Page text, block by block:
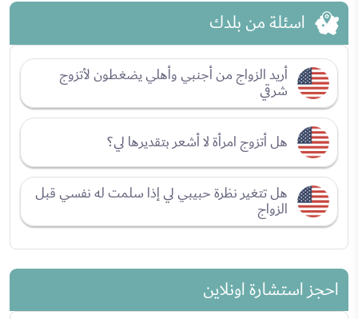
اسئلة من بلدك
أريد الزواج من أجنبي وأهلي يضغطون لأتزوج
شرقي
هل أتزوج امرأة لا أشعر بتقديرها لي؟
هل تتغير نظرة حبيبي لي إذا سلمت له نفسي قبل
الزواج
احجز استشارة اونلاين